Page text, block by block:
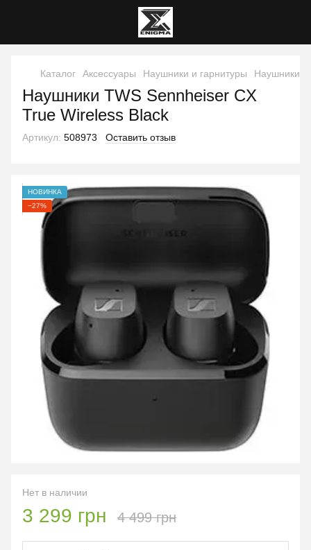
Каталог Аксессуары Наушники и гарнитуры Наушники и
Наушники TWS Sennheiser CX
True Wireless Black
Артикул: 508973 Оставить отзыв
НОВИНКА
−27%
Нет в наличии
3 299 грн 4 499 грн